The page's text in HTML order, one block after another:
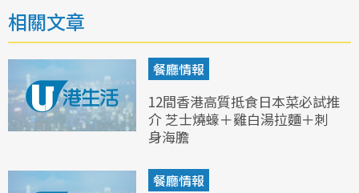
相關文章
餐廳情報
12間香港高質抵食日本菜必試推
介 芝士燒蠔＋雞白湯拉麵＋刺
身海膽
餐廳情報